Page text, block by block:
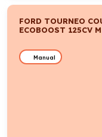
FORD TOURNEO
ECOBOOST 125CV
Manual